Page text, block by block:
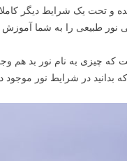
و تحت یک شرایط دیگر
که چیزی به نام نور بد هم
بدانید در شرایط نور موجود